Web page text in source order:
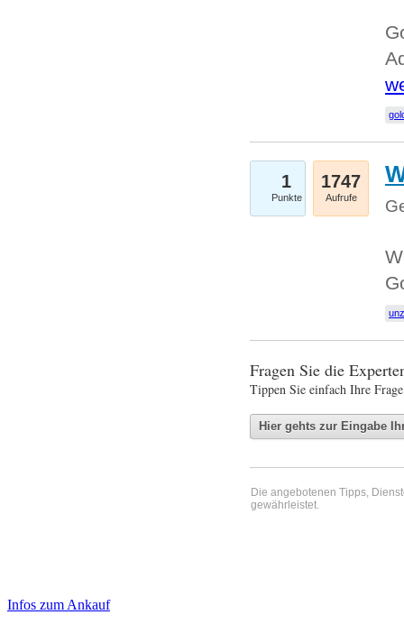
1
Punkte
1747
Aufrufe
Fragen Sie die
Tippen Sie einfach Ihre
Die angebotenen Tipps,
gewährleistet.
Sidebar
Infos zum Ankauf